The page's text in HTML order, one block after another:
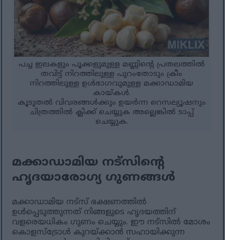
പച്ച ഇലകളും പൂക്കളുമുള്ള മണ്ണിന്റെ പ്രതലത്തിൽ
തവിട്ട് നിറത്തിലുള്ള പുറംതോടും ക്രീം
നിറത്തിലുള്ള ഉൾഭാഗവുമുള്ള മക്കാഡാമിയ
കായ്കൾ.
കൂടുതൽ വിവരങ്ങൾക്കും ഉയർന്ന റെസല്യൂഷനും
ചിത്രത്തിൽ ക്ലിക്ക് ചെയ്യുക അല്ലെങ്കിൽ ടാപ്പ്
ചെയ്യുക.
മക്കാഡാമിയ നട്സിന്റെ
ഹൃദയാരോഗ്യ ഗുണങ്ങൾ
മക്കാഡാമിയ നട്‌സ് ഭക്ഷണത്തിൽ
ഉൾപ്പെടുത്തുന്നത് നിങ്ങളുടെ ഹൃദയത്തിന്
വളരെയധികം ഗുണം ചെയ്യും. ഈ നട്‌സിൽ മോശം
കൊളസ്‌ട്രോൾ കുറയ്ക്കാൻ സഹായിക്കുന്ന